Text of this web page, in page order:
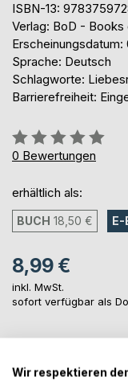
ISBN-13:
Verlag: BoD - Books
Sprache: Deutsch
Schlagworte:
Barrierefreiheit:
Bewertung::
0%
0 Bewertungen
erhältlich als:
BUCH 18,50 € E-
8,99 €
inkl. MwSt.
sofort verfügbar als
Wir respektieren